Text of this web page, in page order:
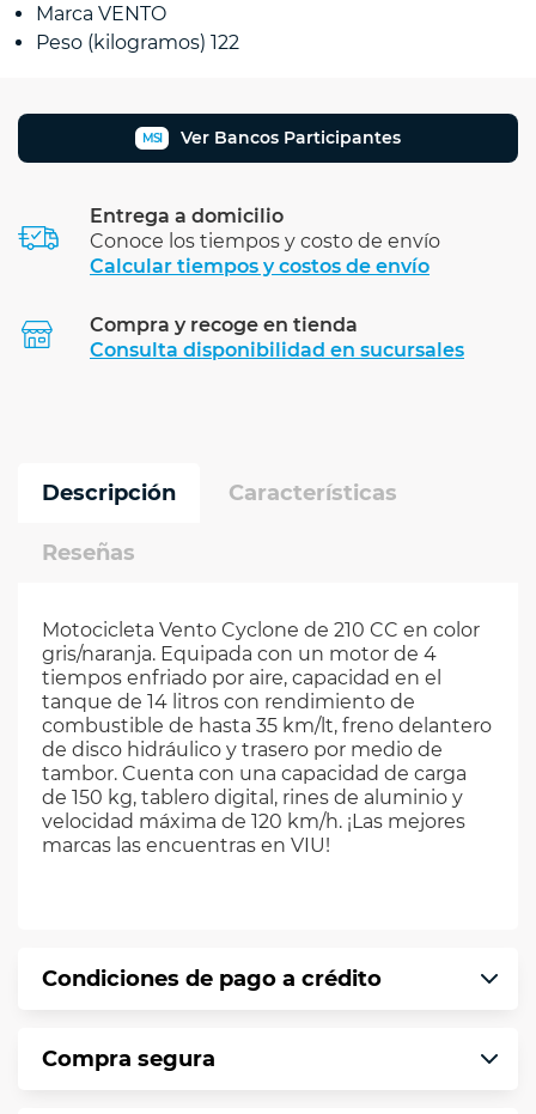
Marca VENTO
Peso (kilogramos) 122
MSI Ver Bancos Participantes
Entrega a domicilio
Conoce los tiempos y costo de envío
Calcular tiempos y costos de envío
Compra y recoge en tienda
Consulta disponibilidad en sucursales
Descripción Características
Reseñas
Motocicleta Vento Cyclone de 210 CC en color
gris/naranja. Equipada con un motor de 4
tiempos enfriado por aire, capacidad en el
tanque de 14 litros con rendimiento de
combustible de hasta 35 km/lt, freno delantero
de disco hidráulico y trasero por medio de
tambor. Cuenta con una capacidad de carga
de 150 kg, tablero digital, rines de aluminio y
velocidad máxima de 120 km/h. ¡Las mejores
marcas las encuentras en VIU!
Condiciones de pago a crédito
puntualmente. Al finalizar tu compra generas
Compra segura